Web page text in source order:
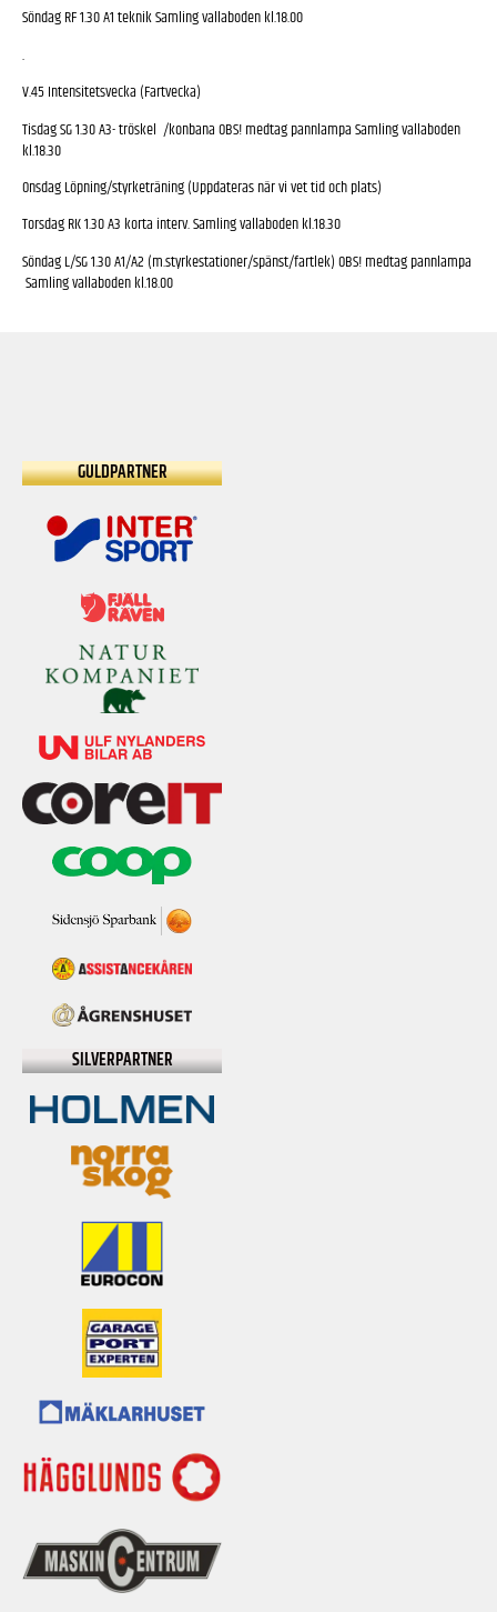
Söndag RF 1.30 A1 teknik Samling vallaboden kl.18.00
.
V.45 Intensitetsvecka (Fartvecka)
Tisdag SG 1.30 A3- tröskel /konbana OBS! medtag pannlampa Samling vallaboden
kl.18.30
Onsdag Löpning/styrketräning (Uppdateras när vi vet tid och plats)
Torsdag RK 1.30 A3 korta interv. Samling vallaboden kl.18.30
Söndag L/SG 1.30 A1/A2 (m.styrkestationer/spänst/fartlek) OBS! medtag pannlampa
Samling vallaboden kl.18.00
GULDPARTNER
SILVERPARTNER